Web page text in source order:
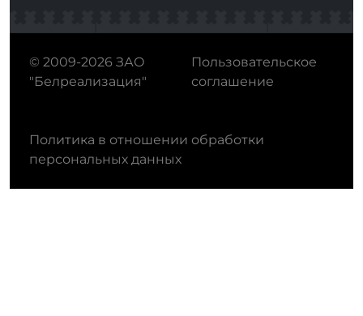
© 2009-2026 ЗАО
"Белреализация"
Пользовательское
соглашение
Политика в отношении обработки
персональных данных